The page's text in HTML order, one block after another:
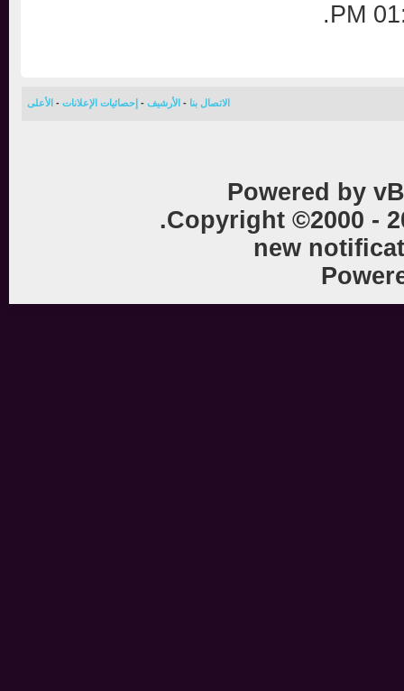
.
الاتصال بنا- الأرشيف-إحصائيات الإعلانات-الأعلى
Powered by
Copyright ©2000 -
new